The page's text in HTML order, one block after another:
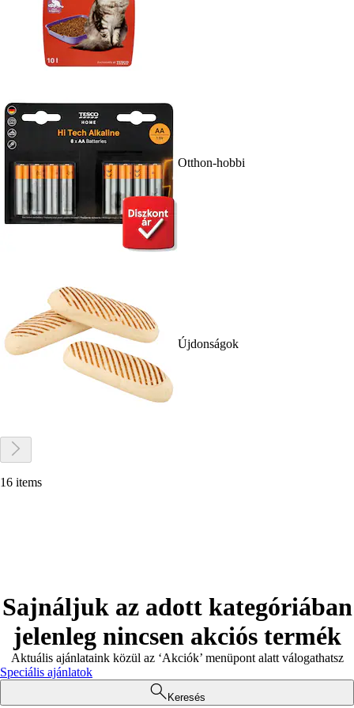
Otthon-hobbi
Újdonságok
16 items
Sajnáljuk az adott kategóriában
jelenleg nincsen akciós termék
Aktuális ajánlataink közül az ‘Akciók’ menüpont alatt válogathatsz
Speciális ajánlatok
Keresés